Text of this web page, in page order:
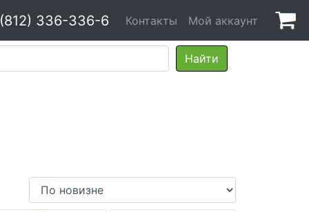
336-336-6 Контакты Мой аккаунт